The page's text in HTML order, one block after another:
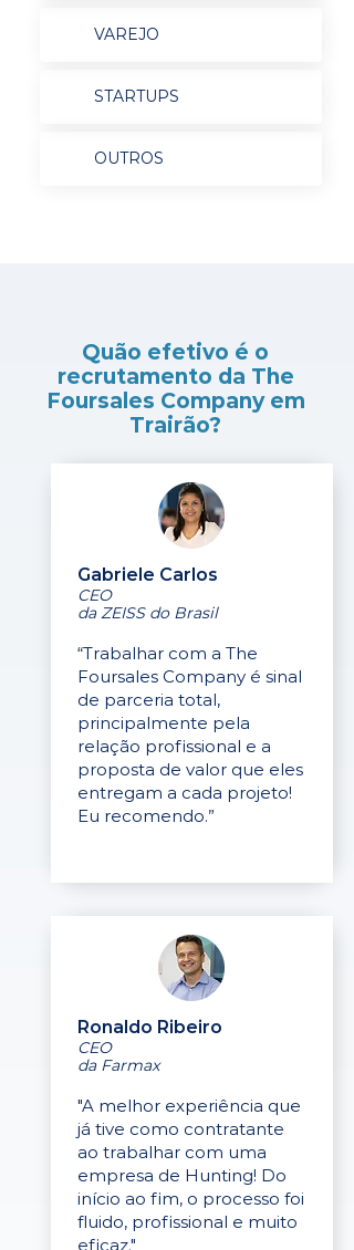
VAREJO
STARTUPS
OUTROS
Quão efetivo é o
recrutamento da The
Foursales Company em
Trairão?
Gabriele Carlos
CEO
da ZEISS do Brasil
“Trabalhar com a The
Foursales Company é sinal
de parceria total,
principalmente pela
relação profissional e a
proposta de valor que eles
entregam a cada projeto!
Eu recomendo.”
Ronaldo Ribeiro
CEO
da Farmax
"A melhor experiência que
já tive como contratante
ao trabalhar com uma
empresa de Hunting! Do
início ao fim, o processo foi
fluido, profissional e muito
eficaz."